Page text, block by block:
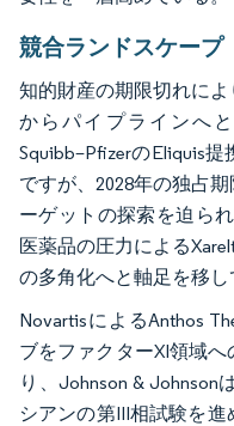
競合ランドスケープ
知的財産の期限切れに
からパイプラインへ
Squibb–PfizerのEliquis
ですが、2028年の独占
ーゲットの探索を迫ら
医薬品の圧力による
の多角化へと軸足を移し
NovartisによるAnthos
ブをファクターXI領域
り、Johnson &
シアンの第III相試験を